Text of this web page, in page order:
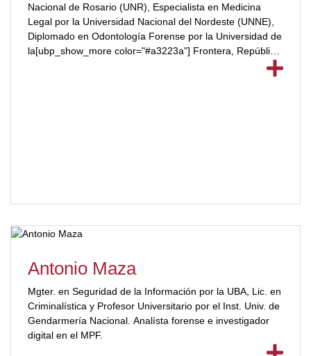
Nacional de Rosario (UNR), Especialista en Medicina
Legal por la Universidad Nacional del Nordeste (UNNE),
Diplomado en Odontología Forense por la Universidad de
la[ubp_show_more color="#a3223a"] Frontera, República
Antonio Maza
Mgter. en Seguridad de la Información por la UBA, Lic. en
Criminalística y Profesor Universitario por el Inst. Univ. de
Gendarmería Nacional. Analísta forense e investigador
digital en el MPF.